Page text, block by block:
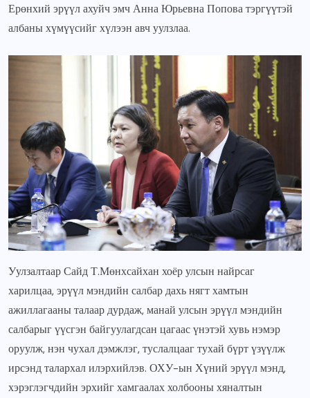
Ерөнхий эрүүл ахуйч эмч Анна Юрьевна Попова тэргүүтэй
албаны хүмүүсийг хүлээн авч уулзлаа.
Уулзалтаар Сайд Т.Мөнхсайхан хоёр улсын найрсаг
харилцаа, эрүүл мэндийн салбар дахь нягт хамтын
ажиллагааны талаар дурдаж, манай улсын эрүүл мэндийн
салбарыг үүсгэн байгуулагдсан цагаас үнэтэй хувь нэмэр
оруулж, нэн чухал дэмжлэг, туслалцааг тухай бүрт үзүүлж
ирсэнд талархал илэрхийлэв. ОХУ-ын Хүний эрүүл мэнд,
хэрэглэгчдийн эрхийг хамгаалах холбооны хяналтын